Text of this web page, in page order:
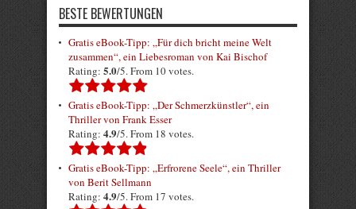
BESTE BEWERTUNGEN
Gratis eBook-Tipp: „Für dich bricht meine Welt
zusammen“, ein Liebesroman von Kai Bischof
Rating: 5.0/5. From 10 votes.
Gratis eBook-Tipp: „Der Schmerzkünstler“, ein
Thriller von Frank Esser
Rating: 4.9/5. From 18 votes.
Gratis eBook-Tipp: „Erfrorene Seele“, ein Thriller
von Berit Sellmann
Rating: 4.9/5. From 17 votes.